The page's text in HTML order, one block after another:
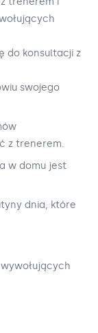
do konsultacji z
swojego
z trenerem.
w domu jest
dnia, które